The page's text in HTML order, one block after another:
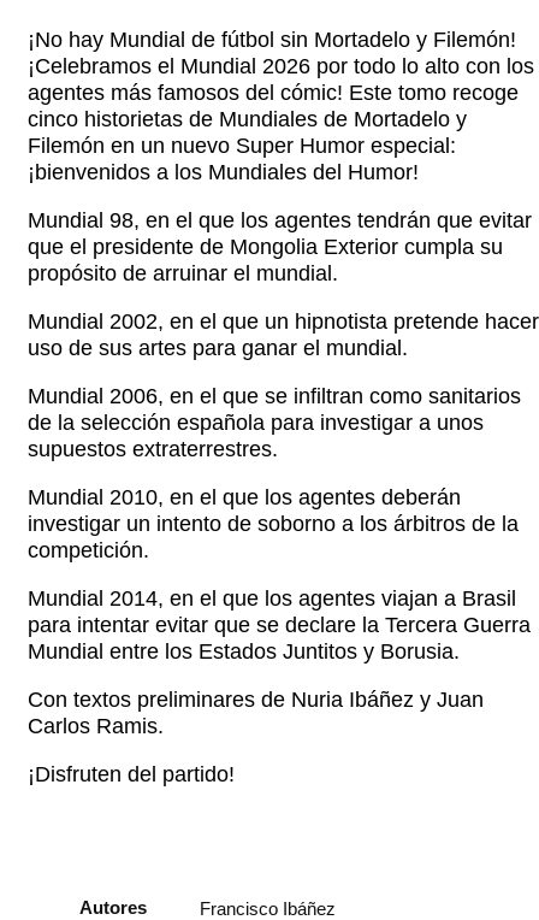
¡No hay Mundial de fútbol sin Mortadelo y Filemón!
¡Celebramos el Mundial 2026 por todo lo alto con los
agentes más famosos del cómic! Este tomo recoge
cinco historietas de Mundiales de Mortadelo y
Filemón en un nuevo Super Humor especial:
¡bienvenidos a los Mundiales del Humor!
Mundial 98, en el que los agentes tendrán que evitar
que el presidente de Mongolia Exterior cumpla su
propósito de arruinar el mundial.
Mundial 2002, en el que un hipnotista pretende hacer
uso de sus artes para ganar el mundial.
Mundial 2006, en el que se infiltran como sanitarios
de la selección española para investigar a unos
supuestos extraterrestres.
Mundial 2010, en el que los agentes deberán
investigar un intento de soborno a los árbitros de la
competición.
Mundial 2014, en el que los agentes viajan a Brasil
para intentar evitar que se declare la Tercera Guerra
Mundial entre los Estados Juntitos y Borusia.
Con textos preliminares de Nuria Ibáñez y Juan
Carlos Ramis.
¡Disfruten del partido!
Autores Francisco Ibáñez